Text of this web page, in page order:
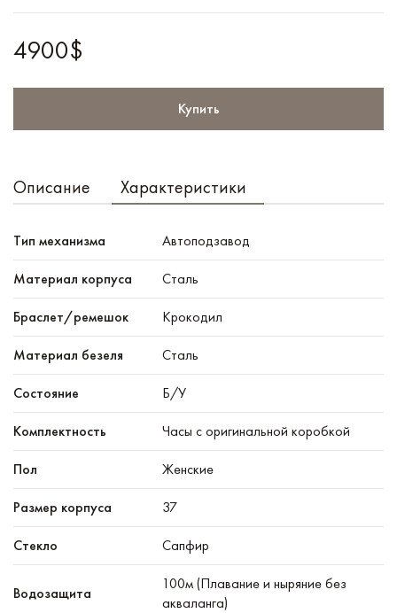
4900$
Купить
Описание Характеристики
Тип механизма Автоподзавод
Материал корпуса Сталь
Браслет/ремешок Крокодил
Материал безеля Сталь
Состояние Б/У
Комплектность Часы с оригинальной коробкой
Пол Женские
Размер корпуса 37
Стекло Сапфир
Водозащита
100м (Плавание и ныряние без
акваланга)